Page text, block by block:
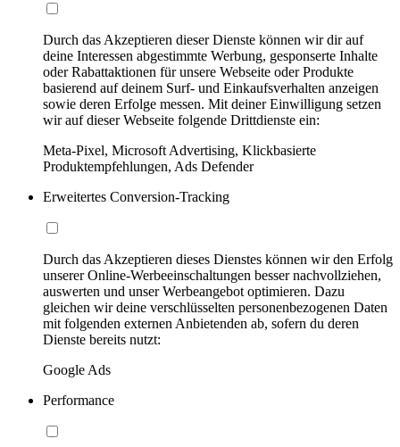
Durch das Akzeptieren dieser Dienste können wir dir auf
deine Interessen abgestimmte Werbung, gesponserte Inhalte
oder Rabattaktionen für unsere Webseite oder Produkte
basierend auf deinem Surf- und Einkaufsverhalten anzeigen
sowie deren Erfolge messen. Mit deiner Einwilligung setzen
wir auf dieser Webseite folgende Drittdienste ein:
Meta-Pixel, Microsoft Advertising, Klickbasierte
Produktempfehlungen, Ads Defender
Erweitertes Conversion-Tracking
Durch das Akzeptieren dieses Dienstes können wir den Erfolg
unserer Online-Werbeeinschaltungen besser nachvollziehen,
auswerten und unser Werbeangebot optimieren. Dazu
gleichen wir deine verschlüsselten personenbezogenen Daten
mit folgenden externen Anbietenden ab, sofern du deren
Dienste bereits nutzt:
Google Ads
Performance